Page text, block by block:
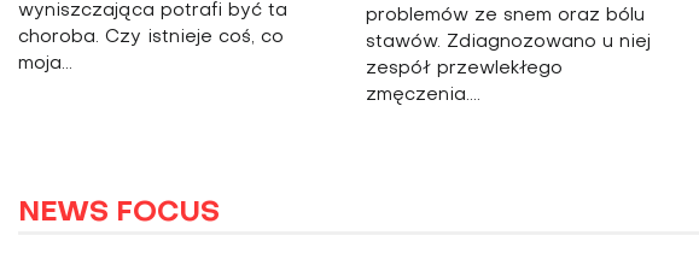
wyniszczająca potrafi być ta
choroba. Czy istnieje coś, co
moja...
problemów ze snem oraz bólu
stawów. Zdiagnozowano u niej
zespół przewlekłego
zmęczenia....
NEWS FOCUS